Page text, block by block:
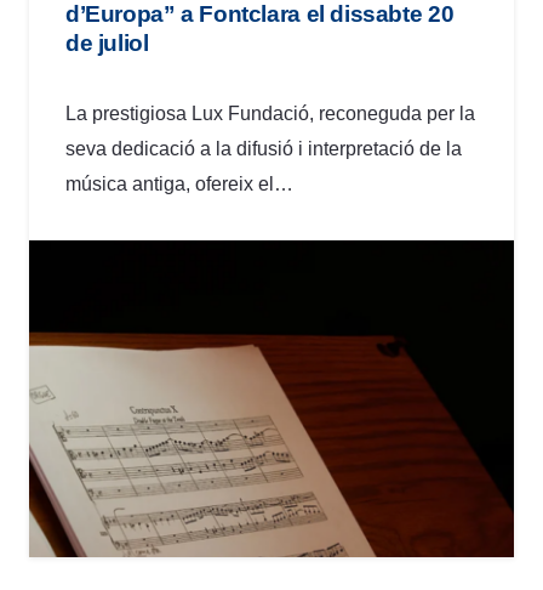
d’Europa” a Fontclara el dissabte 20
de juliol
La prestigiosa Lux Fundació, reconeguda per la
seva dedicació a la difusió i interpretació de la
música antiga, ofereix el…